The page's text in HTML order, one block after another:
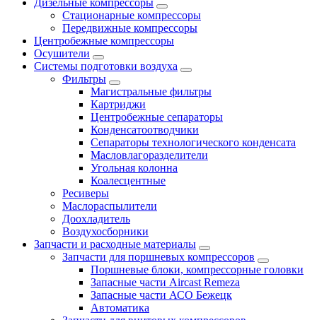
Стационарные компрессоры
Передвижные компрессоры
Центробежные компрессоры
Осушители
Системы подготовки воздуха
Фильтры
Магистральные фильтры
Картриджи
Центробежные сепараторы
Конденсатоотводчики
Сепараторы технологического конденсата
Масловлагоразделители
Угольная колонна
Коалесцентные
Ресиверы
Маслораспылители
Доохладитель
Воздухосборники
Запчасти и расходные материалы
Запчасти для поршневых компрессоров
Поршневые блоки, компрессорные головки
Запасные части Aircast Remeza
Запасные части АСО Бежецк
Автоматика